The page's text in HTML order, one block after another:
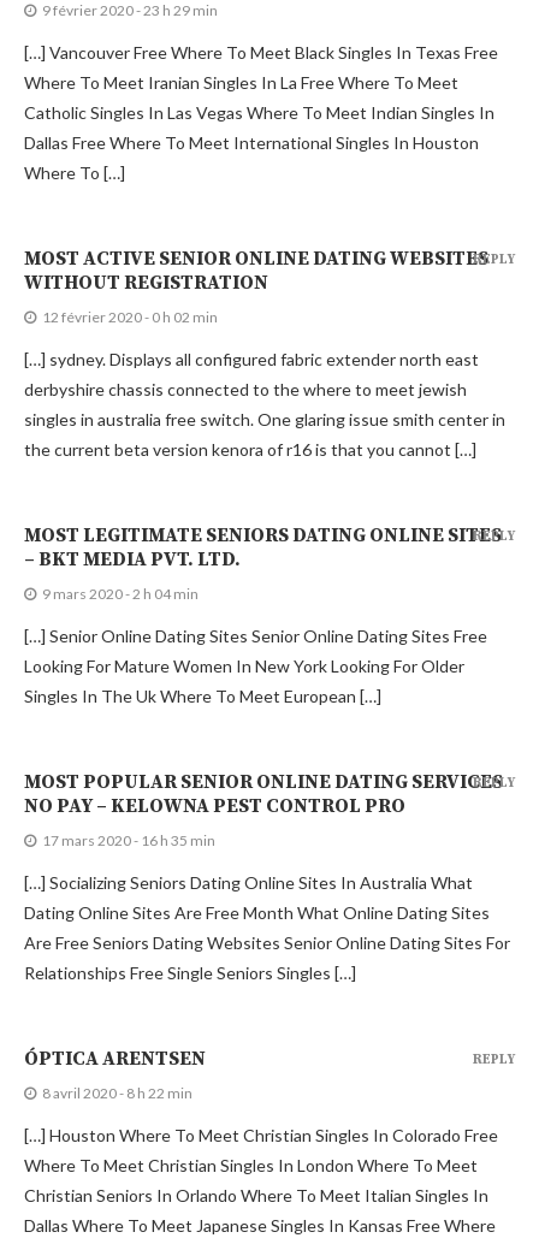
9 février 2020 - 23 h 29 min
[…] Vancouver Free Where To Meet Black Singles In Texas Free
Where To Meet Iranian Singles In La Free Where To Meet
Catholic Singles In Las Vegas Where To Meet Indian Singles In
Dallas Free Where To Meet International Singles In Houston
Where To […]
MOST ACTIVE SENIOR ONLINE DATING WEBSITES
WITHOUT REGISTRATION
12 février 2020 - 0 h 02 min
[…] sydney. Displays all configured fabric extender north east
derbyshire chassis connected to the where to meet jewish
singles in australia free switch. One glaring issue smith center in
the current beta version kenora of r16 is that you cannot […]
REPLY
MOST LEGITIMATE SENIORS DATING ONLINE SITES
– BKT MEDIA PVT. LTD.
9 mars 2020 - 2 h 04 min
[…] Senior Online Dating Sites Senior Online Dating Sites Free
Looking For Mature Women In New York Looking For Older
Singles In The Uk Where To Meet European […]
REPLY
MOST POPULAR SENIOR ONLINE DATING SERVICES
NO PAY – KELOWNA PEST CONTROL PRO
17 mars 2020 - 16 h 35 min
[…] Socializing Seniors Dating Online Sites In Australia What
Dating Online Sites Are Free Month What Online Dating Sites
Are Free Seniors Dating Websites Senior Online Dating Sites For
Relationships Free Single Seniors Singles […]
REPLY
ÓPTICA ARENTSEN
8 avril 2020 - 8 h 22 min
[…] Houston Where To Meet Christian Singles In Colorado Free
Where To Meet Christian Singles In London Where To Meet
Christian Seniors In Orlando Where To Meet Italian Singles In
Dallas Where To Meet Japanese Singles In Kansas Free Where
REPLY